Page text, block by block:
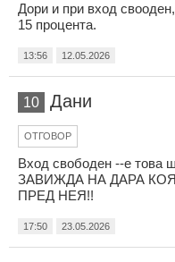
Дори и при вход
15 процента.
13:56 12.05.2026
10 Дани
ОТГОВОР
Вход свободен --е
ЗАВИЖДА НА ДАРА
ПРЕД НЕЯ!!
17:50 23.05.2026